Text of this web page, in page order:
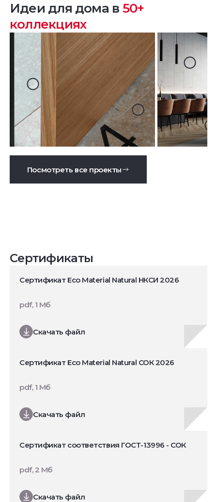
Идеи для дома в 50+
коллекциях
Посмотреть все проекты
Сертификаты
Сертификат Eco Material Natural НКСИ 2026
Скачать файл
pdf, 1 Мб
Сертификат Eco Material Natural СОК 2026
Скачать файл
pdf, 1 Мб
Сертификат соответствия ГОСТ-13996 - СОК
Скачать файл
pdf, 2 Мб